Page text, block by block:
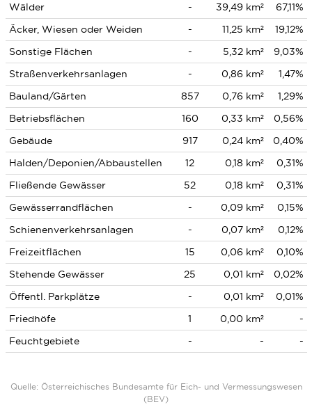
Wälder - 39,49 km²
67,11%
Äcker, Wiesen oder Weiden
- 11,25 km²
19,12%
Sonstige Flächen
- 5,32 km²
9,03%
Straßenverkehrsanlagen
- 0,86 km²
1,47%
Bauland/Gärten
857 0,76 km²
1,29%
Betriebsflächen
160 0,33 km²
0,56%
Gebäude
917 0,24 km²
0,40%
Halden/Deponien/Abbaustellen
12 0,18 km²
0,31%
Fließende Gewässer
52 0,18 km²
0,31%
Gewässerrandflächen
- 0,09 km²
0,15%
Schienenverkehrsanlagen
- 0,07 km²
0,12%
Freizeitflächen
15 0,06 km²
0,10%
Stehende Gewässer
25 0,01 km²
0,02%
Öffentl. Parkplätze
- 0,01 km²
0,01%
Friedhöfe
1 0,00 km²
-
Feuchtgebiete
- - -
Quelle: Österreichisches Bundesamte für Eich- und Vermessungswesen
(BEV)